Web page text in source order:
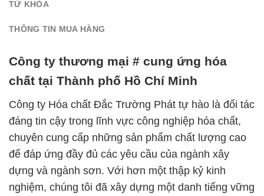
TỪ KHÓA
THÔNG TIN MUA HÀNG
Công ty thương mại # cung ứng hóa
chất tại Thành phố Hồ Chí Minh
Công ty Hóa chất Đắc Trường Phát tự hào là đối tác
đáng tin cậy trong lĩnh vực công nghiệp hóa chất,
chuyên cung cấp những sản phẩm chất lượng cao
để đáp ứng đầy đủ các yêu cầu của ngành xây
dựng và ngành sơn. Với hơn một thập kỷ kinh
nghiệm, chúng tôi đã xây dựng một danh tiếng vững